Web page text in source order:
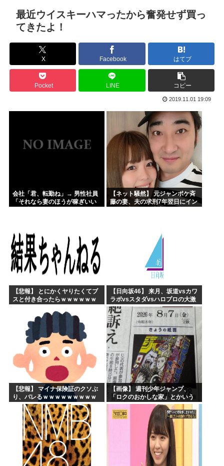
福岡県議会「みかじめ料」自民党県議団の幹部から約2000...
大人気声優水瀬いのりさんのX乗っ取り事件、いまだに未解決
【海外の反応】 アルゼンチン協会、FIFA会長に確固たる...
ジャンポケ斉藤の弁護士「ロケバスには運転手いた。常識的に...
「飯塚幸三は上級国民だから逮捕されない」は間違いだった…...
ジョジョ3部のスタンド、パワーが色々おかしいwww
高市早苗が全裸でガニ股オ●ニーしてる動画 or 高市早苗...
海外「日本人はなんて気高いんだ！」 英高級紙も驚愕した極...
海外「子宮頸部には神経がないので痛みは感じませんよ」医者...
【愛知・長久手市】ジブリパークに新施設誕生へ 「風の谷の...
最近ウイスキーハマったから奮発せず買っ
てきたよ！
X Facebook はてブ
Pocket LINE コピー
2019.11.01 19:09
会社「君、転勤ね」→ 男性社員
「それなら妻のほうが稼ぎいい
【ネット騒然】 元ジャンポケ斉
藤の妻、夫の求刑7年翌日にイン
【悲報】 とにかくヤりたくてブ
スと付き合ったらｗｗｗｗｗｗ
【日向坂46】 来月、坂道vsカワ
ラボvsスタダvsハロプロの大激
戦
【悲報】 マイナ保険証のクソぶ
り、バレるｗｗｗｗｗｗｗｗｗ
【画像】 週刊少年ジャンプ、
「ロクのおかしな家」とかいう
微妙な漫画を巻頭カラーにした
せいで100万部切る